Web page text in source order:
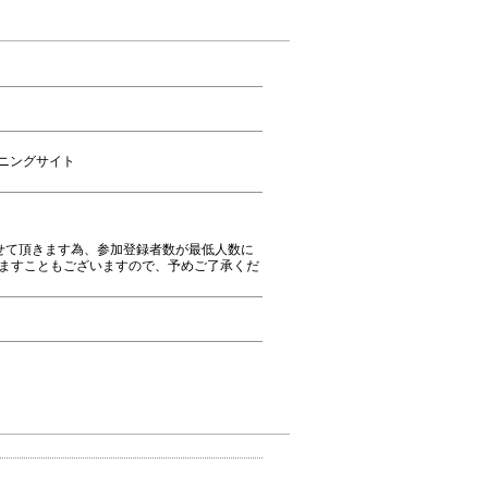
グサイト
頂きます為、参加登録者数が最低人数に
すこともございますので、予めご了承くだ